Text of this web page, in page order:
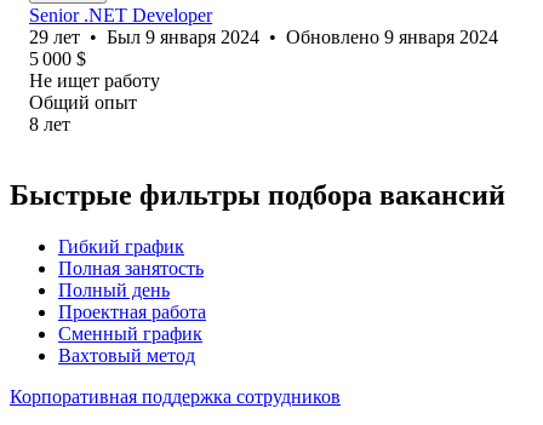
Senior .NET Developer
29 лет • Был 9 января 2024 • Обновлено 9 января 2024
5 000 $
Не ищет работу
Общий опыт
8 лет
Быстрые фильтры подбора вакансий
Гибкий график
Полная занятость
Полный день
Проектная работа
Сменный график
Вахтовый метод
Корпоративная поддержка сотрудников